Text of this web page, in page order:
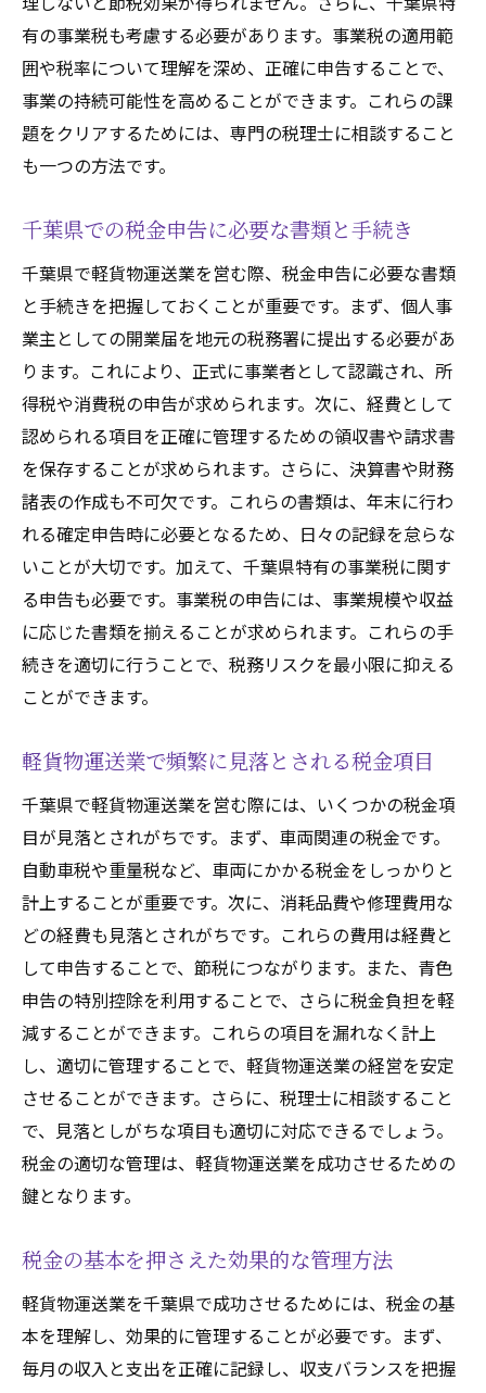
徹底解説
個人事業主のための基本税務知識
軽貨物運送業特有の節税対策
個人事業主の税務リスクとその回避方法
年末調整と確定申告のポイント
税務調査に備えるための準備
軽貨物運送業における節税の具体的な対策と千
節税に役立つ経費の効果的な管理方法
千葉県の特例を活用した節税策
税理士のアドバイスを受ける際のポイント
長期的な節税計画の立て方
節税のための投資とそのリスク管理
節税の成功例とその実践方法
千葉県で軽貨物運送業を成功させるための税金
管理のポイント
税金管理の基本とその重要性
効果的なキャッシュフロー管理の方法
税金管理におけるよくあるトラブルとその
対処法
税金管理の見直しと改善方法
安定した事業運営のための税金予測と計画
有の事業税も考慮する必要があります。事業税の適用範
囲や税率について理解を深め、正確に申告することで、
事業の持続可能性を高めることができます。これらの課
題をクリアするためには、専門の税理士に相談すること
も一つの方法です。
千葉県での税金申告に必要な書類と手続き
千葉県で軽貨物運送業を営む際、税金申告に必要な書類
と手続きを把握しておくことが重要です。まず、個人事
業主としての開業届を地元の税務署に提出する必要があ
ります。これにより、正式に事業者として認識され、所
得税や消費税の申告が求められます。次に、経費として
認められる項目を正確に管理するための領収書や請求書
を保存することが求められます。さらに、決算書や財務
諸表の作成も不可欠です。これらの書類は、年末に行わ
れる確定申告時に必要となるため、日々の記録を怠らな
いことが大切です。加えて、千葉県特有の事業税に関す
る申告も必要です。事業税の申告には、事業規模や収益
に応じた書類を揃えることが求められます。これらの手
続きを適切に行うことで、税務リスクを最小限に抑える
ことができます。
軽貨物運送業で頻繁に見落とされる税金項目
千葉県で軽貨物運送業を営む際には、いくつかの税金項
目が見落とされがちです。まず、車両関連の税金です。
自動車税や重量税など、車両にかかる税金をしっかりと
計上することが重要です。次に、消耗品費や修理費用な
どの経費も見落とされがちです。これらの費用は経費と
して申告することで、節税につながります。また、青色
申告の特別控除を利用することで、さらに税金負担を軽
減することができます。これらの項目を漏れなく計上
し、適切に管理することで、軽貨物運送業の経営を安定
させることができます。さらに、税理士に相談すること
で、見落としがちな項目も適切に対応できるでしょう。
税金の適切な管理は、軽貨物運送業を成功させるための
鍵となります。
税金の基本を押さえた効果的な管理方法
軽貨物運送業を千葉県で成功させるためには、税金の基
本を理解し、効果的に管理することが必要です。まず、
毎月の収入と支出を正確に記録し、収支バランスを把握